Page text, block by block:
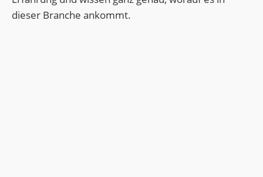
dieser Branche ankommt.